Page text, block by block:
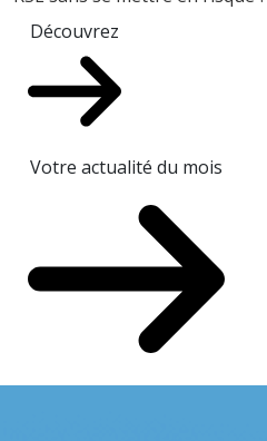
Découvrez
Votre actualité du mois